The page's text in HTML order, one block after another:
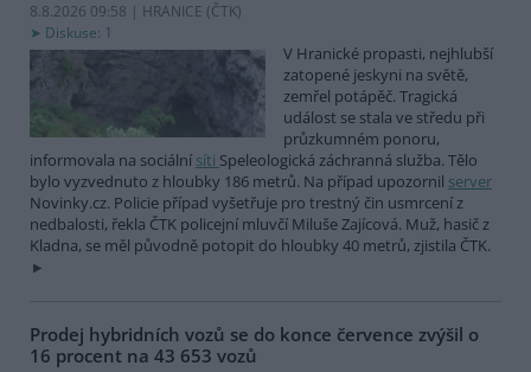
8.8.2026 09:58 | HRANICE (ČTK)
Diskuse: 1
V Hranické propasti, nejhlubší
zatopené jeskyni na světě,
zemřel potápěč. Tragická
událost se stala ve středu při
průzkumném ponoru,
informovala na sociální síti Speleologická záchranná služba. Tělo
bylo vyzvednuto z hloubky 186 metrů. Na případ upozornil server
Novinky.cz. Policie případ vyšetřuje pro trestný čin usmrcení z
nedbalosti, řekla ČTK policejní mluvčí Miluše Zajícová. Muž, hasič z
Kladna, se měl původně potopit do hloubky 40 metrů, zjistila ČTK.
Prodej hybridních vozů se do konce července zvýšil o
16 procent na 43 653 vozů